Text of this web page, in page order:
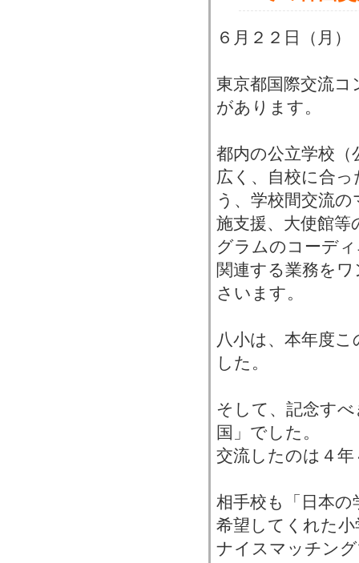
６月２２日（月）
東京都国際交流
があります。
都内の公立学校（
広く、自校に合
う、学校間交流
施支援、大使館等
グラムのコーデ
関連する業務を
さいます。
八小は、本年度
した。
そして、記念す
国」でした。
交流したのは４年
相手校も「日本
希望してくれた小
ナイスマッチン